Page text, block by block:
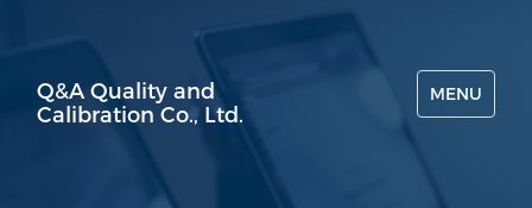
Q&A Quality and
Calibration Co., Ltd.
MENU